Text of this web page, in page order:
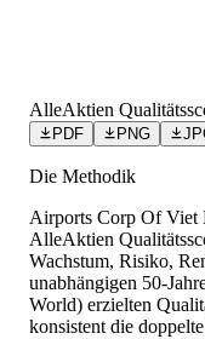
AlleAktien
PDF PNG
Die Methodik
Airports Corp Of Viet
AlleAktien
Wachstum, Risiko,
unabhängigen 50-
World) erzielten
konsistent die